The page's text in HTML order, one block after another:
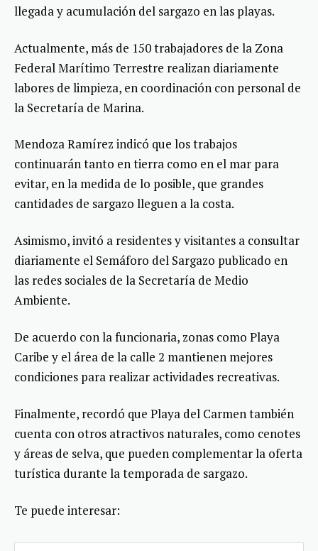
llegada y acumulación del sargazo en las playas.
Actualmente, más de 150 trabajadores de la Zona
Federal Marítimo Terrestre realizan diariamente
labores de limpieza, en coordinación con personal de
la Secretaría de Marina.
Mendoza Ramírez indicó que los trabajos
continuarán tanto en tierra como en el mar para
evitar, en la medida de lo posible, que grandes
cantidades de sargazo lleguen a la costa.
Asimismo, invitó a residentes y visitantes a consultar
diariamente el Semáforo del Sargazo publicado en
las redes sociales de la Secretaría de Medio
Ambiente.
De acuerdo con la funcionaria, zonas como Playa
Caribe y el área de la calle 2 mantienen mejores
condiciones para realizar actividades recreativas.
Finalmente, recordó que Playa del Carmen también
cuenta con otros atractivos naturales, como cenotes
y áreas de selva, que pueden complementar la oferta
turística durante la temporada de sargazo.
Te puede interesar: